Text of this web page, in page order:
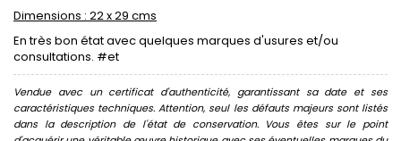
Dimensions : 22 x 29 cms
En très bon état avec quelques marques d'usures et/ou
consultations. #et
Vendue avec un certificat d'authenticité, garantissant sa date et ses
caractéristiques techniques. Attention, seul les défauts majeurs sont listés
dans la description de l'état de conservation. Vous êtes sur le point